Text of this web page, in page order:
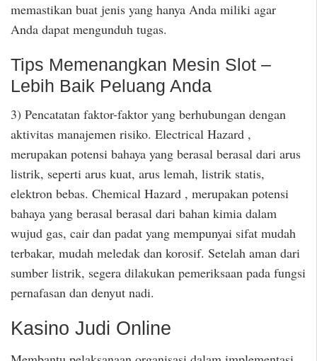
memastikan buat jenis yang hanya Anda miliki agar
Anda dapat mengunduh tugas.
Tips Memenangkan Mesin Slot –
Lebih Baik Peluang Anda
3) Pencatatan faktor-faktor yang berhubungan dengan
aktivitas manajemen risiko. Electrical Hazard ,
merupakan potensi bahaya yang berasal berasal dari arus
listrik, seperti arus kuat, arus lemah, listrik statis,
elektron bebas. Chemical Hazard , merupakan potensi
bahaya yang berasal berasal dari bahan kimia dalam
wujud gas, cair dan padat yang mempunyai sifat mudah
terbakar, mudah meledak dan korosif. Setelah aman dari
sumber listrik, segera dilakukan pemeriksaan pada fungsi
pernafasan dan denyut nadi.
Kasino Judi Online